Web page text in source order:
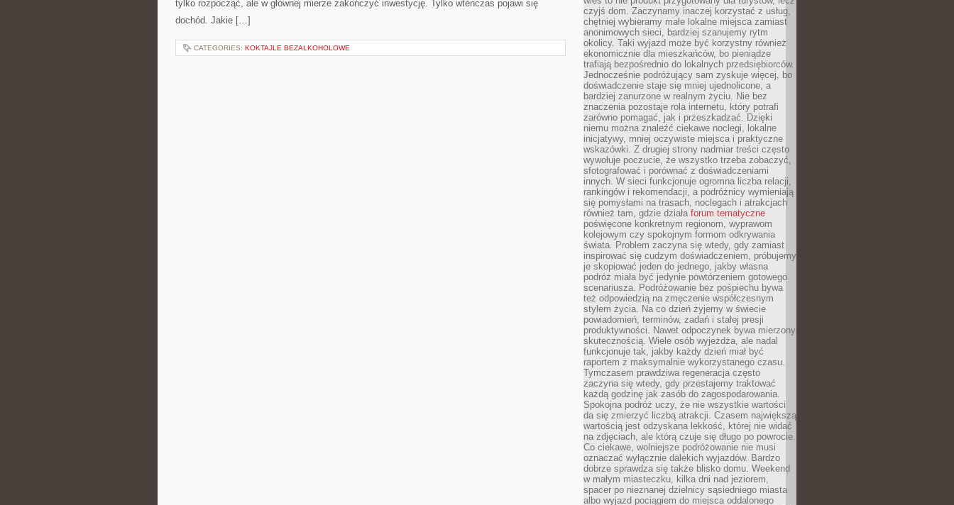
tylko rozpocząć, ale w głównej mierze zakończyć inwestycję. Tylko wtenczas pojawi się
dochód. Jakie […]
CATEGORIES: KOKTAJLE BEZALKOHOLOWE
czyjś dom. Zaczynamy inaczej korzystać z usług,
chętniej wybieramy małe lokalne miejsca zamiast
anonimowych sieci, bardziej szanujemy rytm
okolicy. Taki wyjazd może być korzystny również
ekonomicznie dla mieszkańców, bo pieniądze
trafiają bezpośrednio do lokalnych przedsiębiorców.
Jednocześnie podróżujący sam zyskuje więcej, bo
doświadczenie staje się mniej ujednolicone, a
bardziej zanurzone w realnym życiu. Nie bez
znaczenia pozostaje rola internetu, który potrafi
zarówno pomagać, jak i przeszkadzać. Dzięki
niemu można znaleźć ciekawe noclegi, lokalne
inicjatywy, mniej oczywiste miejsca i praktyczne
wskazówki. Z drugiej strony nadmiar treści często
wywołuje poczucie, że wszystko trzeba zobaczyć,
sfotografować i porównać z doświadczeniami
innych. W sieci funkcjonuje ogromna liczba relacji,
rankingów i rekomendacji, a podróżnicy wymieniają
się pomysłami na trasach, noclegach i atrakcjach
również tam, gdzie działa forum tematyczne
poświęcone konkretnym regionom, wyprawom
kolejowym czy spokojnym formom odkrywania
świata. Problem zaczyna się wtedy, gdy zamiast
inspirować się cudzym doświadczeniem, próbujemy
je skopiować jeden do jednego, jakby własna
podróż miała być jedynie powtórzeniem gotowego
scenariusza. Podróżowanie bez pośpiechu bywa
też odpowiedzią na zmęczenie współczesnym
stylem życia. Na co dzień żyjemy w świecie
powiadomień, terminów, zadań i stałej presji
produktywności. Nawet odpoczynek bywa mierzony
skutecznością. Wiele osób wyjeżdża, ale nadal
funkcjonuje tak, jakby każdy dzień miał być
raportem z maksymalnie wykorzystanego czasu.
Tymczasem prawdziwa regeneracja często
zaczyna się wtedy, gdy przestajemy traktować
każdą godzinę jak zasób do zagospodarowania.
Spokojna podróż uczy, że nie wszystkie wartości
da się zmierzyć liczbą atrakcji. Czasem największą
wartością jest odzyskana lekkość, której nie widać
na zdjęciach, ale którą czuje się długo po powrocie.
Co ciekawe, wolniejsze podróżowanie nie musi
oznaczać wyłącznie dalekich wyjazdów. Bardzo
dobrze sprawdza się także blisko domu. Weekend
w małym miasteczku, kilka dni nad jeziorem,
spacer po nieznanej dzielnicy sąsiedniego miasta
albo wyjazd pociągiem do miejsca oddalonego